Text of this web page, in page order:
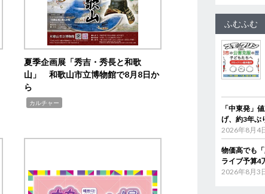
夏季企画展「秀吉・秀長と和歌
山」 和歌山市立博物館で8月8日か
ら
カルチャー
ふむふむ
「中東発」
げ、約3年ぶ
2026年8月4
物価高でも
ライブ予算4
2026年8月3